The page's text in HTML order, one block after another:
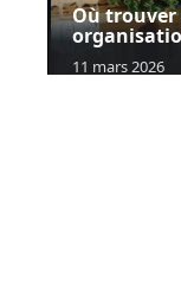
Où trouver
11 mars 2026